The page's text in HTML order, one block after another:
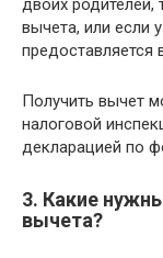
двоих родителей,
вычета, или если
предоставляется
Получить вычет
налоговой
декларацией по
3. Какие
вычета?